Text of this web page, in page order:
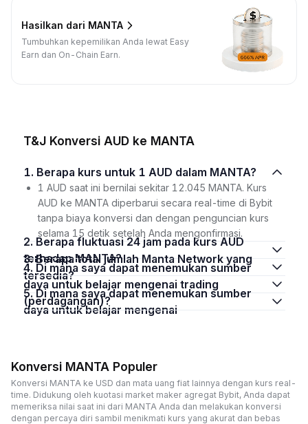
Hasilkan dari MANTA
Tumbuhkan kepemilikan Anda lewat Easy
Earn dan On-Chain Earn.
T&J Konversi AUD ke MANTA
1. Berapa kurs untuk 1 AUD dalam MANTA?
1 AUD saat ini bernilai sekitar 12.045 MANTA. Kurs
AUD ke MANTA diperbarui secara real-time di Bybit
tanpa biaya konversi dan dengan penguncian kurs
selama 15 detik setelah Anda mengonfirmasi.
2. Berapa fluktuasi 24 jam pada kurs AUD
terhadap MANTA?
3. Berapa total jumlah Manta Network yang
tersedia?
4. Di mana saya dapat menemukan sumber
daya untuk belajar mengenai trading
(perdagangan)?
5. Di mana saya dapat menemukan sumber
daya untuk belajar mengenai
Konversi MANTA Populer
Konversi MANTA ke USD dan mata uang fiat lainnya dengan kurs real-
time. Didukung oleh kuotasi market maker agregat Bybit, Anda dapat
memeriksa nilai saat ini dari MANTA Anda dan melakukan konversi
dengan percaya diri sambil menikmati kurs yang akurat dan bebas